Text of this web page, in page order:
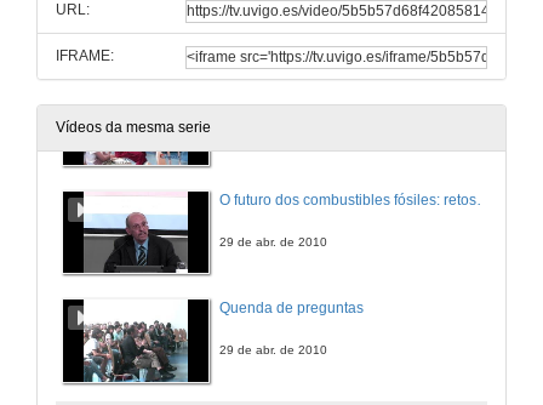
URL:
IFRAME:
Vídeos da mesma serie
28 de abr. de 2010
29 de abr. de 2010
Quenda de preguntas
29 de abr. de 2010